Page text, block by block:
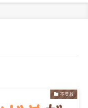
不登校